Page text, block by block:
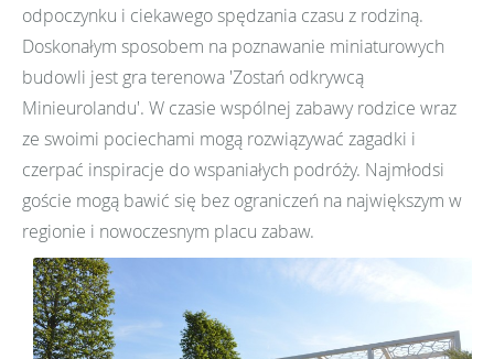
odpoczynku i ciekawego spędzania czasu z rodziną.
Doskonałym sposobem na poznawanie miniaturowych
budowli jest gra terenowa 'Zostań odkrywcą
Minieurolandu'. W czasie wspólnej zabawy rodzice wraz
ze swoimi pociechami mogą rozwiązywać zagadki i
czerpać inspiracje do wspaniałych podróży. Najmłodsi
goście mogą bawić się bez ograniczeń na największym w
regionie i nowoczesnym placu zabaw.